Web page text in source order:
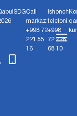
SDGCall
markaz:
+998 72
221 55
16
Ishonch
telefoni:
+998
72 226
68 10